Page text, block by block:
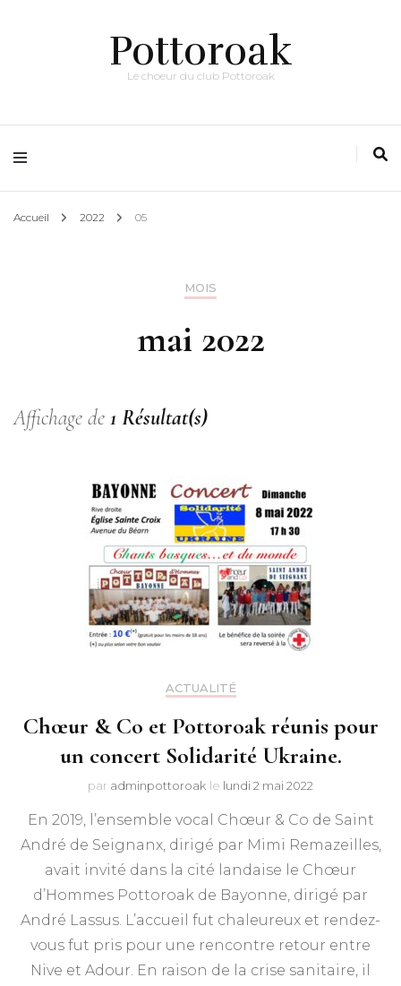
Pottoroak
Le choeur du club Pottoroak
Accueil 2022 05
MOIS
mai 2022
Affichage de 1 Résultat(s)
ACTUALITÉ
Chœur & Co et Pottoroak réunis pour
un concert Solidarité Ukraine.
par adminpottoroak le lundi 2 mai 2022
En 2019, l’ensemble vocal Chœur & Co de Saint
André de Seignanx, dirigé par Mimi Remazeilles,
avait invité dans la cité landaise le Chœur
d’Hommes Pottoroak de Bayonne, dirigé par
André Lassus. L’accueil fut chaleureux et rendez-
vous fut pris pour une rencontre retour entre
Nive et Adour. En raison de la crise sanitaire, il